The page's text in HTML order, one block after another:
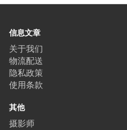
信息文章
关于我们
物流配送
隐私政策
使用条款
其他
摄影师